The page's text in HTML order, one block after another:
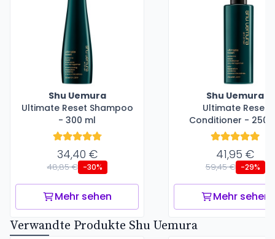
Shu Uemura
Ultimate Reset Shampoo
- 300 ml
34,40 €
48,85 € -30%
Mehr sehen
Shu Uemura
Ultimate Reset
Conditioner - 250
41,95 €
59,45 € -29%
Mehr sehen
Verwandte Produkte Shu Uemura